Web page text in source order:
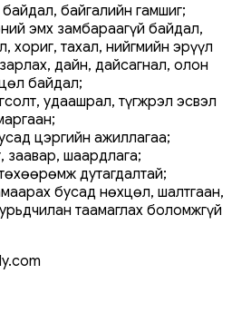
байгалийн гамшиг;
эмх замбараагүй байдал,
хориг, тахал, нийгмийн эрүүл
дайн, дайсагнал, олон
байдал;
удаашрал, түгжрэл эсвэл
цэргийн ажиллагаа;
заавар, шаардлага;
дутагдалтай;
бусад нөхцөл, шалтгаан,
таамаглах боломжгүй